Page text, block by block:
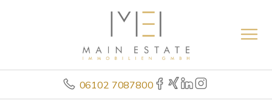
06102 7087800